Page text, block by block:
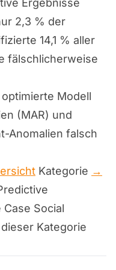
Ergebnisse
2,3 % der
14,1 % aller
fälschlicherweise
Modell
(MAR) und
Anomalien falsch
Kategorie →
Social
Kategorie